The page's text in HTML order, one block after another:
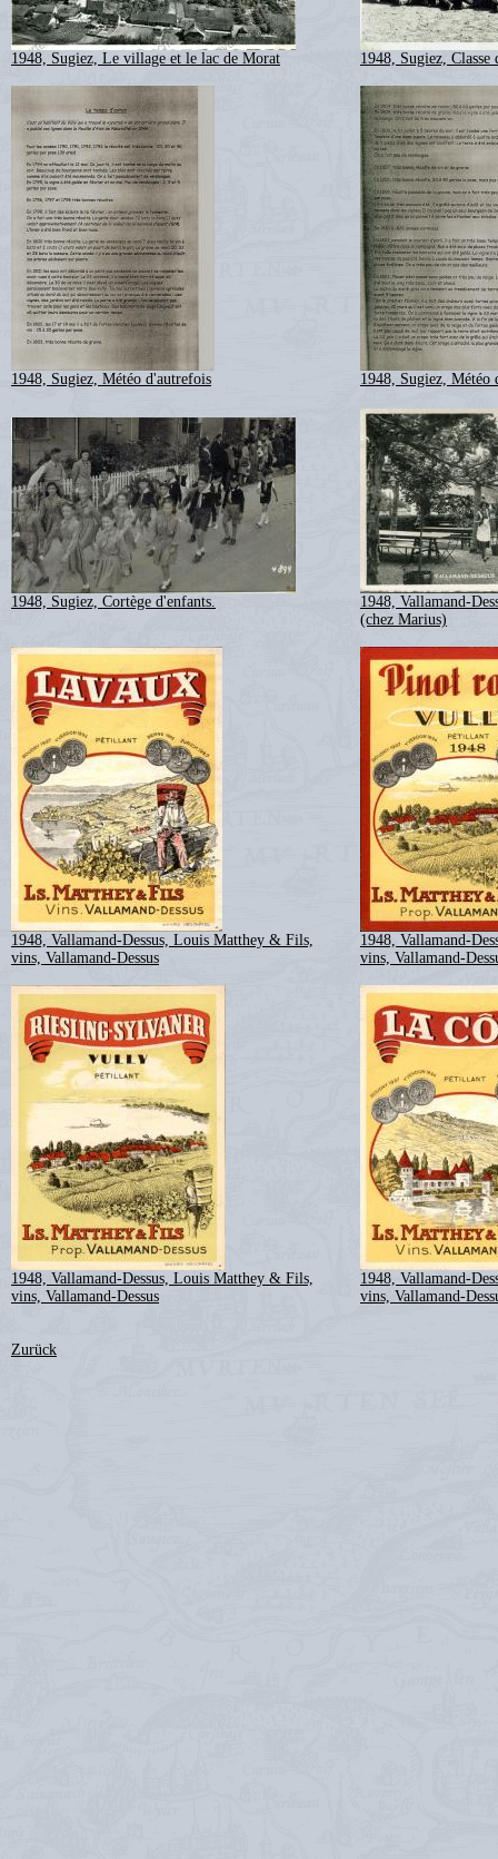
1948, Sugiez, Le village et le lac de Morat 1948, Sugiez, Classe
1948, Sugiez, Météo d'autrefois 1948, Sugiez, Météo
1948, Sugiez, Cortège d'enfants.
1948, Vallamand-
(chez Marius)
1948, Vallamand-Dessus, Louis Matthey & Fils,
vins, Vallamand-Dessus
1948, Vallamand-
vins, Vallamand-
1948, Vallamand-Dessus, Louis Matthey & Fils,
vins, Vallamand-Dessus
1948, Vallamand-
vins, Vallamand-
Zurück